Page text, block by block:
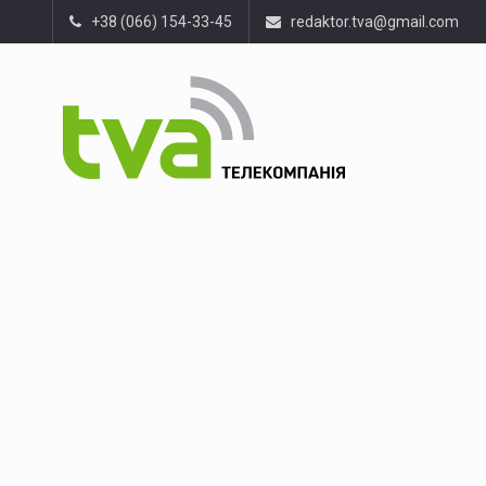
+38 (066) 154-33-45 redaktor.tva@gmail.com